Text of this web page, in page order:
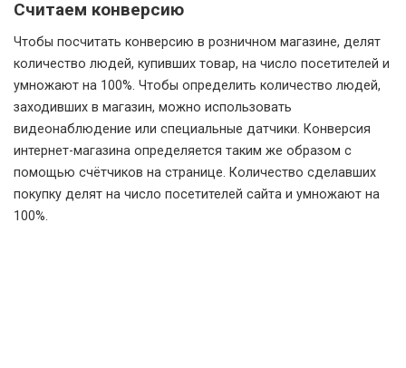
Считаем конверсию
Чтобы посчитать конверсию в розничном магазине, делят
количество людей, купивших товар, на число посетителей и
умножают на 100%. Чтобы определить количество людей,
заходивших в магазин, можно использовать
видеонаблюдение или специальные датчики. Конверсия
интернет-магазина определяется таким же образом с
помощью счётчиков на странице. Количество сделавших
покупку делят на число посетителей сайта и умножают на
100%.